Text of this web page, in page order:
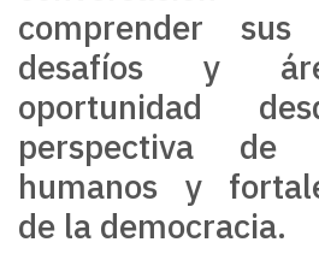
comprender sus
desafíos y
oportunidad
perspectiva de
humanos y
de la democracia.